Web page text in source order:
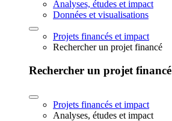
Analyses, études et impact
Données et visualisations
Projets financés et impact
Rechercher un projet financé
Rechercher un projet financé
Projets financés et impact
Analyses, études et impact